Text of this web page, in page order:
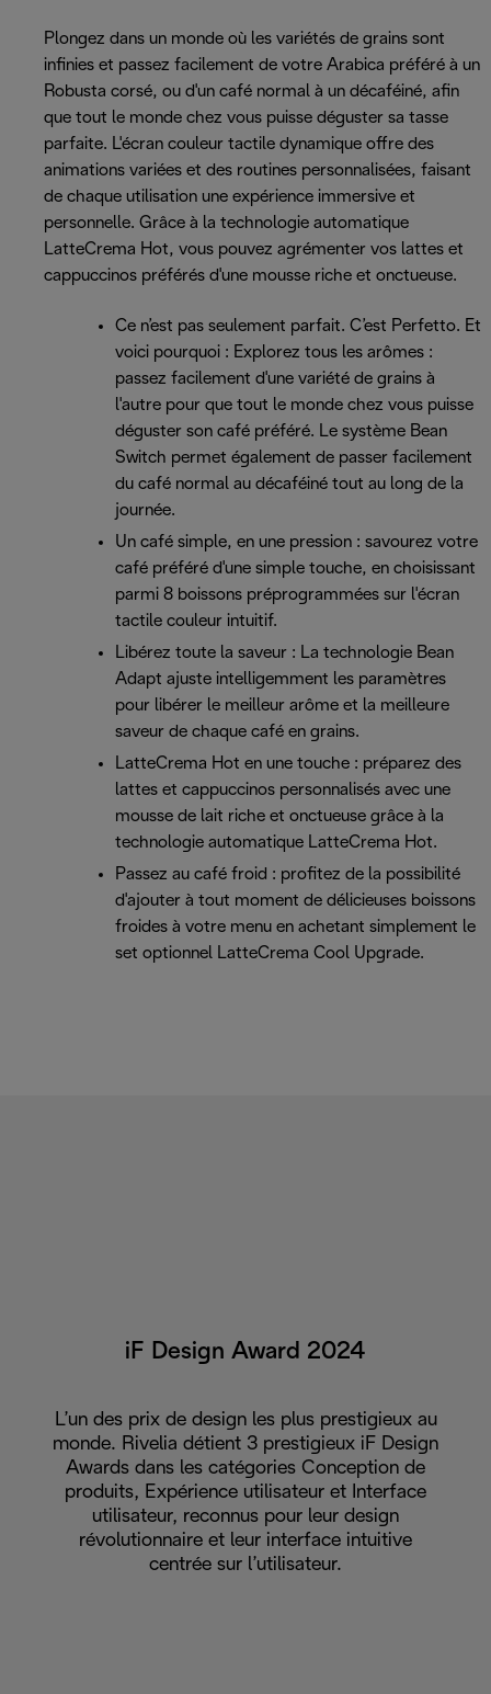
Plongez dans un monde où les variétés de grains sont
infinies et passez facilement de votre Arabica préféré à un
Robusta corsé, ou d'un café normal à un décaféiné, afin
que tout le monde chez vous puisse déguster sa tasse
parfaite. L'écran couleur tactile dynamique offre des
animations variées et des routines personnalisées, faisant
de chaque utilisation une expérience immersive et
personnelle. Grâce à la technologie automatique
LatteCrema Hot, vous pouvez agrémenter vos lattes et
cappuccinos préférés d'une mousse riche et onctueuse.
Ce n’est pas seulement parfait. C’est Perfetto. Et
voici pourquoi : Explorez tous les arômes :
passez facilement d'une variété de grains à
l'autre pour que tout le monde chez vous puisse
déguster son café préféré. Le système Bean
Switch permet également de passer facilement
du café normal au décaféiné tout au long de la
journée.
Un café simple, en une pression : savourez votre
café préféré d'une simple touche, en choisissant
parmi 8 boissons préprogrammées sur l'écran
tactile couleur intuitif.
Libérez toute la saveur : La technologie Bean
Adapt ajuste intelligemment les paramètres
pour libérer le meilleur arôme et la meilleure
saveur de chaque café en grains.
LatteCrema Hot en une touche : préparez des
lattes et cappuccinos personnalisés avec une
mousse de lait riche et onctueuse grâce à la
technologie automatique LatteCrema Hot.
Passez au café froid : profitez de la possibilité
d'ajouter à tout moment de délicieuses boissons
froides à votre menu en achetant simplement le
set optionnel LatteCrema Cool Upgrade.
iF Design Award 2024
L’un des prix de design les plus prestigieux au
monde. Rivelia détient 3 prestigieux iF Design
Awards dans les catégories Conception de
produits, Expérience utilisateur et Interface
utilisateur, reconnus pour leur design
révolutionnaire et leur interface intuitive
centrée sur l’utilisateur.